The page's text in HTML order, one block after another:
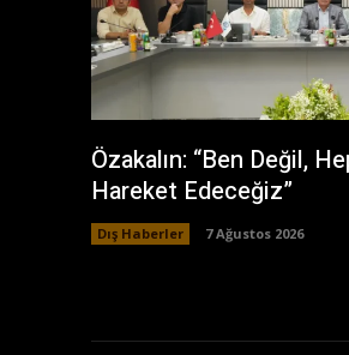
Özakalın: “Ben Değil,
Hareket Edeceğiz”
Dış Haberler 7 Ağustos 2026